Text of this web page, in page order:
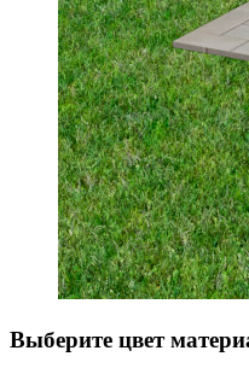
Выберите цвет